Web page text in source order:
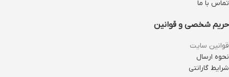
تماس با ما
حریم شخصی و قوانین
قوانین سایت
نحوه ارسال
شرایط گارانتی